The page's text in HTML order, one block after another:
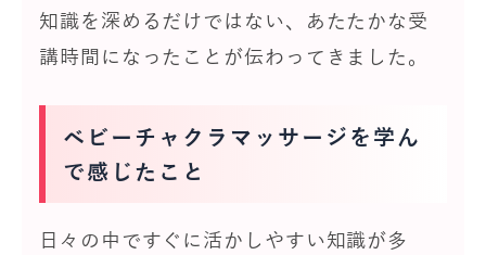
知識を深めるだけではない、あたたかな受
講時間になったことが伝わってきました。
ベビーチャクラマッサージを学ん
で感じたこと
日々の中ですぐに活かしやすい知識が多